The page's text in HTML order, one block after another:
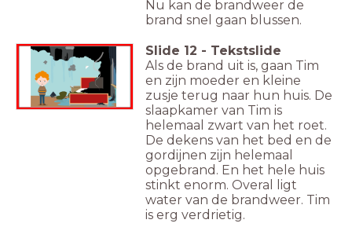
Nu kan de brandweer de
brand snel gaan blussen.
Slide 12 - Tekstslide
Als de brand uit is, gaan Tim
en zijn moeder en kleine
zusje terug naar hun huis. De
slaapkamer van Tim is
helemaal zwart van het roet.
De dekens van het bed en de
gordijnen zijn helemaal
opgebrand. En het hele huis
stinkt enorm. Overal ligt
water van de brandweer. Tim
is erg verdrietig.